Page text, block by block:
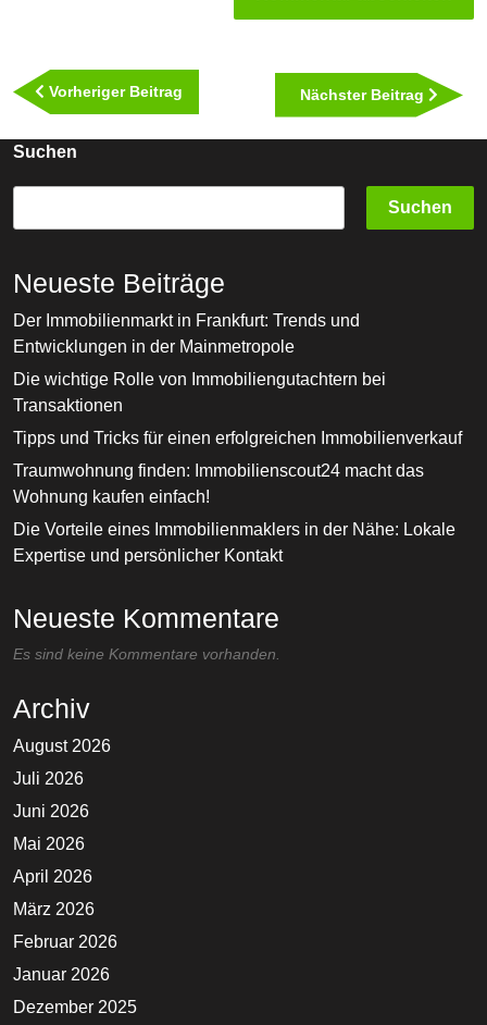
Vorheriger Beitrag
Beitrag
Nächster Beitrag
Suchen
Suchen
Neueste Beiträge
Der Immobilienmarkt in Frankfurt: Trends und
Entwicklungen in der Mainmetropole
Die wichtige Rolle von Immobiliengutachtern bei
Transaktionen
Tipps und Tricks für einen erfolgreichen Immobilienverkauf
Traumwohnung finden: Immobilienscout24 macht das
Wohnung kaufen einfach!
Die Vorteile eines Immobilienmaklers in der Nähe: Lokale
Expertise und persönlicher Kontakt
Neueste Kommentare
Es sind keine Kommentare vorhanden.
Archiv
August 2026
Juli 2026
Juni 2026
Mai 2026
April 2026
März 2026
Februar 2026
Januar 2026
Dezember 2025